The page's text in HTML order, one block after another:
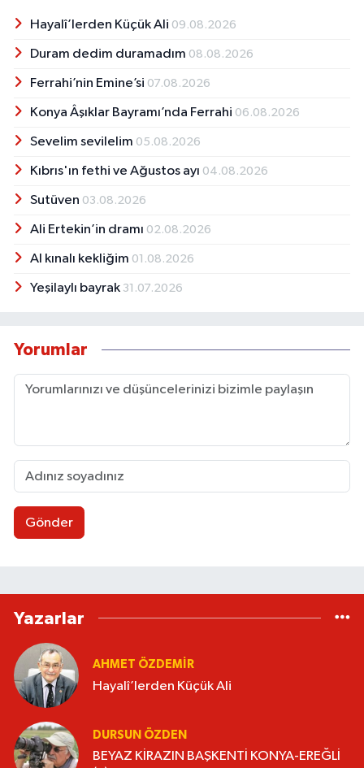
Hayalî’lerden Küçük Ali 09.08.2026
Duram dedim duramadım 08.08.2026
Ferrahi’nin Emine’si 07.08.2026
Konya Âşıklar Bayramı’nda Ferrahi 06.08.2026
Sevelim sevilelim 05.08.2026
Kıbrıs'ın fethi ve Ağustos ayı 04.08.2026
Sutüven 03.08.2026
Ali Ertekin’in dramı 02.08.2026
Al kınalı kekliğim 01.08.2026
Yeşilaylı bayrak 31.07.2026
Yorumlar
Gönder
Yazarlar
AHMET ÖZDEMIR
Hayalî’lerden Küçük Ali
DURSUN ÖZDEN
BEYAZ KİRAZIN BAŞKENTİ KONYA-EREĞLİ